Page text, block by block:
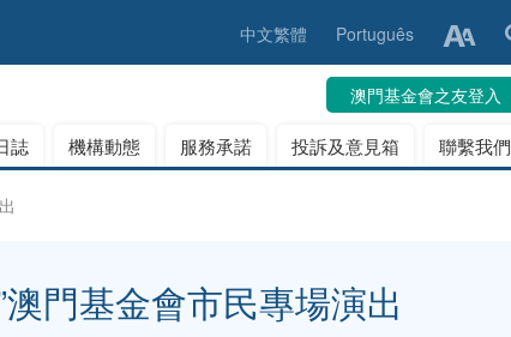
中文繁體 Português
澳門基金會之友登入
誌 機構動態 服務承諾 投訴及意見箱 聯繫我們
澳門基金會市民專場演出